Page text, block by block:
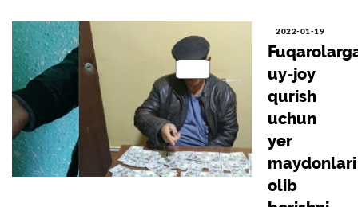
2022-01-19
uy-joy
qurish
uchun
yer
maydonlari
olib